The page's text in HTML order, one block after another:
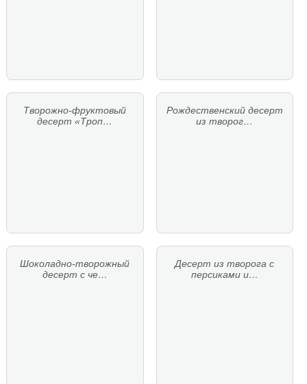
Творожно-фруктовый
десерт «Троп…
Рождественский десерт
из творог…
Шоколадно-творожный
десерт с че…
Десерт из творога с
персиками и…